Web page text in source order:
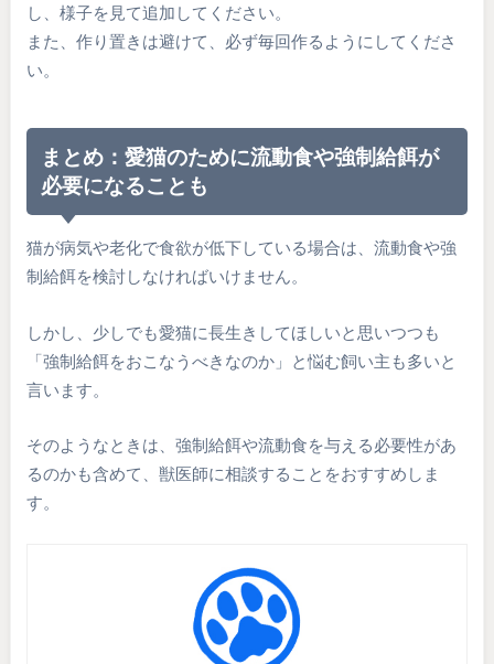
し、様子を見て追加してください。
また、作り置きは避けて、必ず毎回作るようにしてくださ
い。
まとめ：愛猫のために流動食や強制給餌が
必要になることも
猫が病気や老化で食欲が低下している場合は、流動食や強
制給餌を検討しなければいけません。
しかし、少しでも愛猫に長生きしてほしいと思いつつも
「強制給餌をおこなうべきなのか」と悩む飼い主も多いと
言います。
そのようなときは、強制給餌や流動食を与える必要性があ
るのかも含めて、獣医師に相談することをおすすめしま
す。